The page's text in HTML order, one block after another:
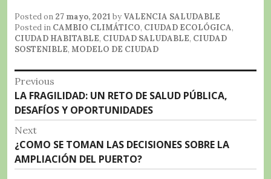
c
e
b
o
o
k
it
te
r
at
s
A
p
p
e
g
r
a
m
m
p
a
rt
ir
Posted on 27 mayo, 2021 by VALENCIA SALUDABLE
Posted in CAMBIO CLIMÁTICO, CIUDAD ECOLÓGICA,
CIUDAD HABITABLE, CIUDAD SALUDABLE, CIUDAD
SOSTENIBLE, MODELO DE CIUDAD
Navegación
de
entradas
Previous
Previous
post:
LA FRAGILIDAD: UN RETO DE SALUD PÚBLICA,
DESAFÍOS Y OPORTUNIDADES
Next
Next
post:
¿COMO SE TOMAN LAS DECISIONES SOBRE LA
AMPLIACIÓN DEL PUERTO?